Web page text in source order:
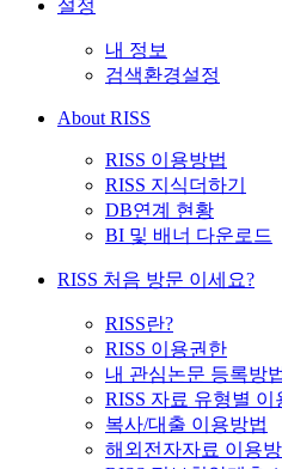
설정
내 정보
검색환경설정
About RISS
RISS 이용방법
RISS 지식더하기
DB연계 현황
BI 및 배너 다운로드
RISS 처음 방문 이세요?
RISS란?
RISS 이용권한
내 관심논문 등록방
RISS 자료 유형별 이
복사/대출 이용방법
해외전자자료 이용